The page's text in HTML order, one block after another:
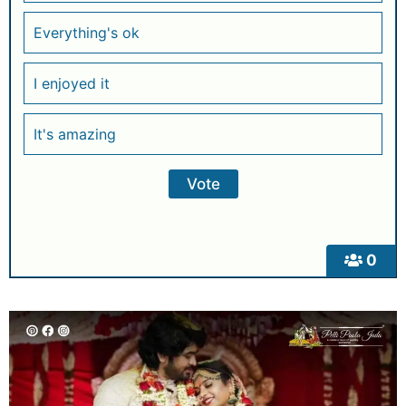
0
Everything's ok
I enjoyed it
It's amazing